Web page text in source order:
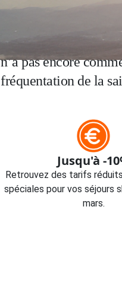
Skier en mars c’est
n’a pas encore
fréquentation de la
Jusqu'à -
Retrouvez des tarifs
spéciales pour vos séjours
mars.